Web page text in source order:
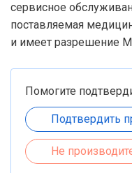
сервисное
поставляемая
и имеет разрешение
Помогите
Подтвердить
Не